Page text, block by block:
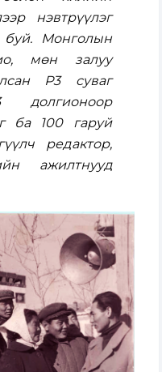
нэвтрүүлэг
буй. Монголын
мөн залуу
Р3 суваг
ба 100 гаруй
редактор,
ажилтнууд